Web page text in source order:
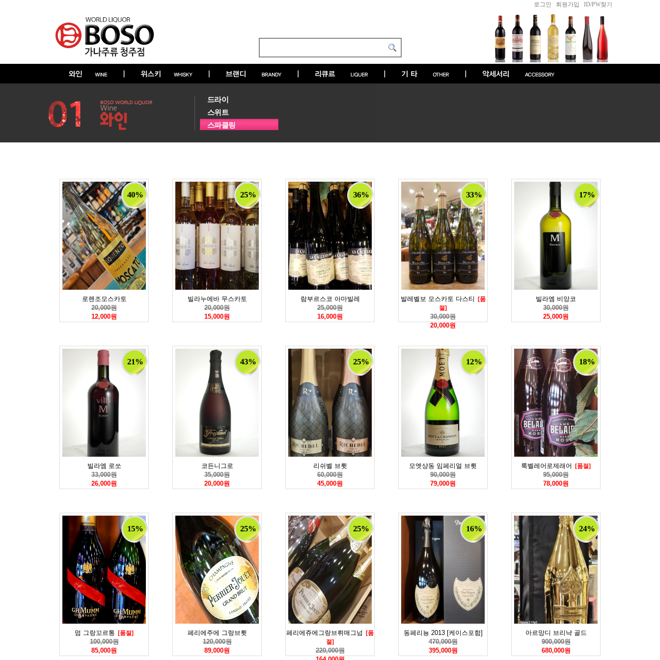
로그인 회원가입 ID/PW찾기
드라이
스위트
스파클링
40%
로렌조모스카토
20,000원
12,000원
25%
빌라누에바 무스카토
20,000원
15,000원
36%
람부르스코 아마빌레
25,000원
16,000원
33%
발레벨보 모스카토 다스티
[품
절]
30,000원
20,000원
17%
빌라엠 비앙코
30,000원
25,000원
21%
빌라엠 로쏘
33,000원
26,000원
43%
코든니그로
35,000원
20,000원
25%
리쉬벨 브륏
60,000원
45,000원
12%
모엣샹동 임페리얼 브륏
90,000원
79,000원
18%
룩벨레어로제래어 [품절]
95,000원
78,000원
15%
멈 그랑꼬르통 [품절]
100,000원
85,000원
25%
페리에주에 그랑브륏
120,000원
89,000원
25%
페리에쥬에그랑브뤼매그넘
[품
절]
220,000원
16%
동페리뇽 2013 [케이스포함]
470,000원
395,000원
24%
아르망디 브리냑 골드
900,000원
680,000원